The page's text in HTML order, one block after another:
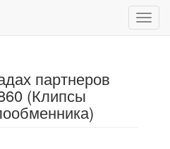
партнеров
(Клипсы